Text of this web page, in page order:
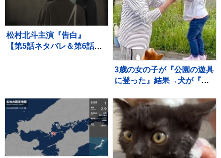
松村北斗主演『告白』
【第5話ネタバレ＆第6話あ
3歳の女の子が『公園の遊具
に登った』結果→犬が『高
て…愛を感じる行動に反響
「守ろうとしてる」「優し
いお姉さん」